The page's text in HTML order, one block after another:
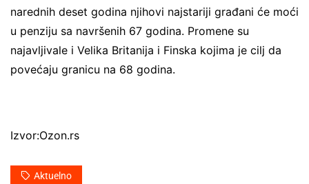
narednih deset godina njihovi najstariji građani će moći
u penziju sa navršenih 67 godina. Promene su
najavljivale i Velika Britanija i Finska kojima je cilj da
povećaju granicu na 68 godina.
Izvor:Ozon.rs
Aktuelno